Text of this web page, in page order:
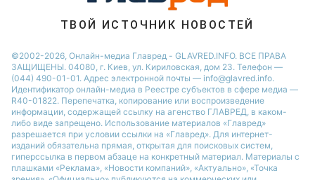
Новости Ровно
Новости Запорожья
ТВОЙ ИСТОЧНИК НОВОСТЕЙ
©2002-2026, Онлайн-медиа Главред - GLAVRED.INFO. ВСЕ ПРАВА
ЗАЩИЩЕНЫ. 04080, г. Киев, ул. Кириловская, дом 23. Телефон —
(044) 490-01-01. Адрес электронной почты — info@glavred.info.
Идентификатор онлайн-медиа в Реестре cубъектов в сфере медиа —
R40-01822. Перепечатка, копирование или воспроизведение
информации, содержащей ссылку на агенство ГЛАВРЕД, в каком-
либо виде запрещено. Использование материалов «Главред»
разрешается при условии ссылки на «Главред». Для интернет-
изданий обязательна прямая, открытая для поисковых систем,
гиперссылка в первом абзаце на конкретный материал. Материалы с
плашками «Реклама», «Новости компаний», «Актуально», «Точка